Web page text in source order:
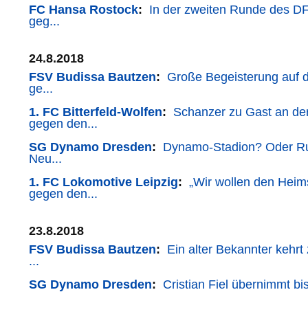
FC Hansa Rostock: In der zweiten Runde des
geg...
24.8.2018
FSV Budissa Bautzen: Große Begeisterung auf
ge...
1. FC Bitterfeld-Wolfen: Schanzer zu Gast an
gegen den...
SG Dynamo Dresden: Dynamo-Stadion? Oder
Neu...
1. FC Lokomotive Leipzig: „Wir wollen den
gegen den...
23.8.2018
FSV Budissa Bautzen: Ein alter Bekannter
...
SG Dynamo Dresden: Cristian Fiel übernimmt